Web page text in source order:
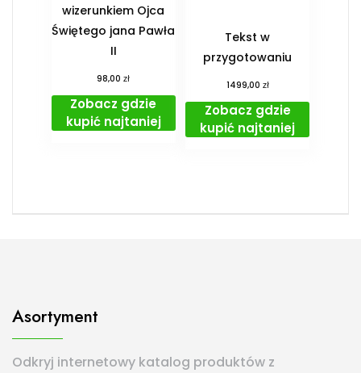
wizerunkiem Ojca
Świętego jana Pawła
II
98,00zł
Zobacz gdzie
kupić najtaniej
Tekst w
przygotowaniu
1499,00 zł
Zobacz gdzie
kupić najtaniej
Asortyment
Odkryj internetowy katalog produktów z